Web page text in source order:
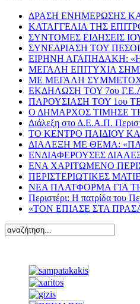
ΔΡΑΣΗ ΕΝΗΜΕΡΩΣΗΣ
ΚΑΤΑΓΓΕΛΙΑ ΤΗΣ
ΣΥΝΤΟΜΕΣ ΕΙΔΗΣΕΙΣ
ΣΥΝΕΔΡΙΑΣΗ ΤΟΥ
ΕΙΡΗΝΗ ΑΓΑΠΗΔΑΚΗ:
ΜΕΓΑΛΗ ΕΠΙΤΥΧΙΑ
ΜΕ ΜΕΓΑΛΗ
ΕΚΔΗΛΩΣΗ ΤΟΥ 7ου
ΠΑΡΟΥΣΙΑΣΗ ΤΟΥ 1ου
Ο ΔΗΜΑΡΧΟΣ ΤΙΜΗΣΕ
Διάλεξη στο Δ.Ε.Α.Π.
ΤΟ ΚΕΝΤΡΟ ΠΑΙΔΙΟΥ
ΔΙΑΛΕΞΗ ΜΕ ΘΕΜΑ:
ΕΝΔΙΑΦΕΡΟΥΣΕΣ
ΕΝΑ ΧΑΡΙΤΩΜΕΝΟ
ΠΕΡΙΣΤΕΡΙΩΤΙΚΕΣ ΜΑΤΙΕΣ
ΝΕΑ ΠΛΑΤΦΟΡΜΑ ΓΙΑ
Περιστέρι: Η πατρίδα
«ΤΟΝ ΕΠΙΑΣΕ ΣΤΑ